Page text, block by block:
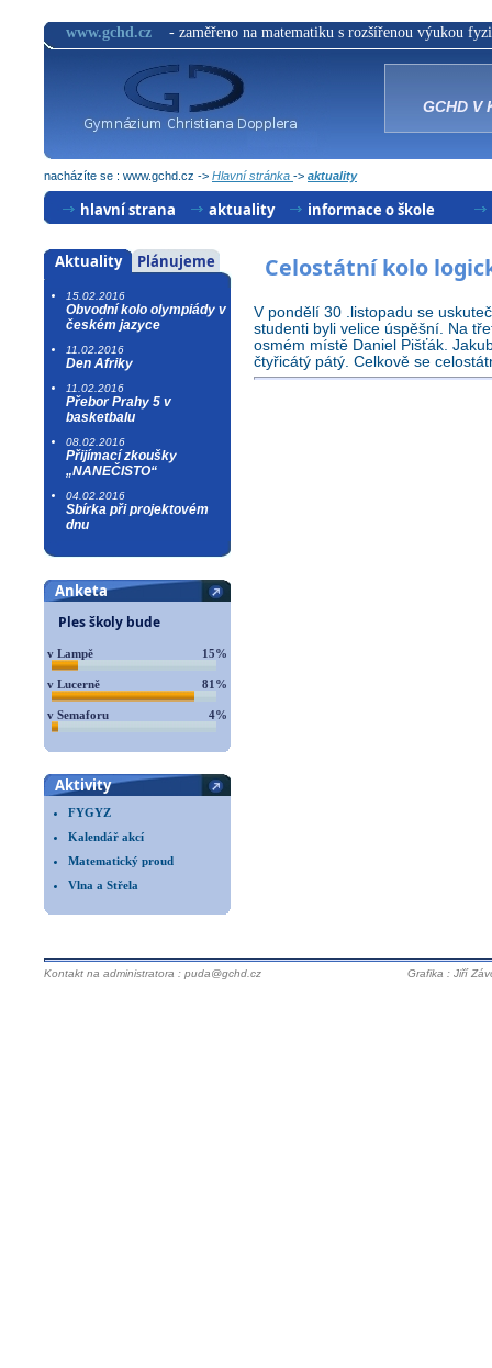
www.gchd.cz - zaměřeno na matematiku s rozšířenou výukou
GCHD V
nacházíte se : www.gchd.cz -> Hlavní stránka -> aktuality
hlavní strana
aktuality
úspěchy
archiv
informace o škole
komise
přijímací řízení
studijní obory
Aktuality Plánujeme
15.02.2016
Obvodní kolo olympiády v
českém jazyce
11.02.2016
Den Afriky
11.02.2016
Přebor Prahy 5 v
basketbalu
08.02.2016
Přijímací zkoušky
„NANEČISTO“
04.02.2016
Sbírka při projektovém
dnu
Anketa
Ples školy bude
v Lampě 15%
v Lucerně 81%
v Semaforu 4%
Aktivity
FYGYZ
Kalendář akcí
Matematický proud
Vlna a Střela
Celostátní kolo
V pondělí 30 .listopadu se
studenti byli velice úspěšní. Na
osmém místě Daniel Pišťák.
čtyřicátý pátý. Celkově se
Kontakt na administratora : puda@gchd.cz Grafika : Jiří